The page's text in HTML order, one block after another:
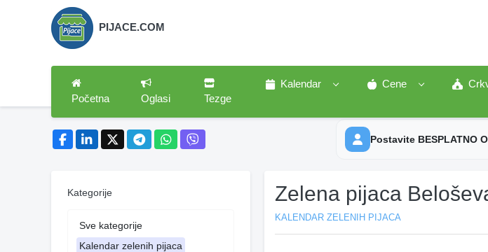
PIJACE.COM
Početna Oglasi Tezge
Kalendar Cene
Postavite BESPLATNO
Kategorije
Sve kategorije
Kalendar zelenih pijaca
Zelena pijaca
KALENDAR ZELENIH PIJACA